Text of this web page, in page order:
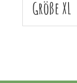
Größe XL